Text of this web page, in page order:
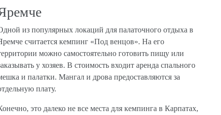
из популярных локаций для палаточного отдыха в
считается кемпинг «Под венцов». На его
можно самостоятельно готовить пищу или
у хозяев. В стоимость входит аренда спального
и палатки. Мангал и дрова предоставляются за
плату.
это далеко не все места для кемпинга в Карпатах,